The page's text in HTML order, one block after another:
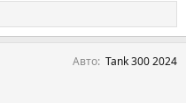
Авто Tank 300 2024